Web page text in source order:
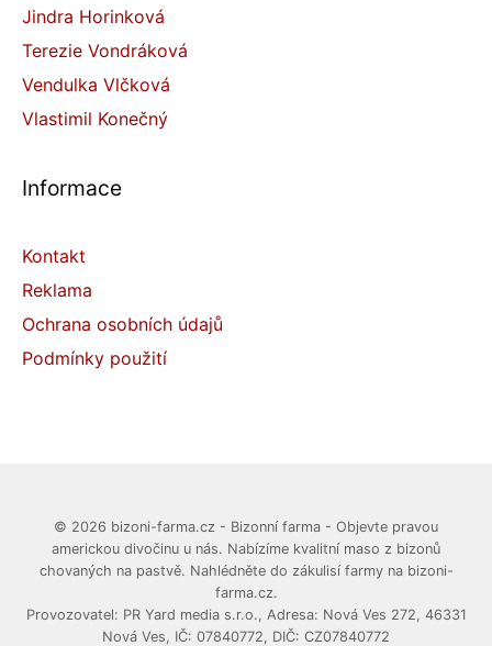
Jindra Horinková
Terezie Vondráková
Vendulka Vlčková
Vlastimil Konečný
Informace
Kontakt
Reklama
Ochrana osobních údajů
Podmínky použití
© 2026 bizoni-farma.cz - Bizonní farma - Objevte pravou
americkou divočinu u nás. Nabízíme kvalitní maso z bizonů
chovaných na pastvě. Nahlédněte do zákulisí farmy na bizoni-
farma.cz.
Provozovatel: PR Yard media s.r.o., Adresa: Nová Ves 272, 46331
Nová Ves, IČ: 07840772, DIČ: CZ07840772